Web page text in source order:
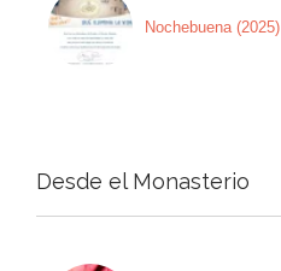
Nochebuena (2025)
Desde el Monasterio